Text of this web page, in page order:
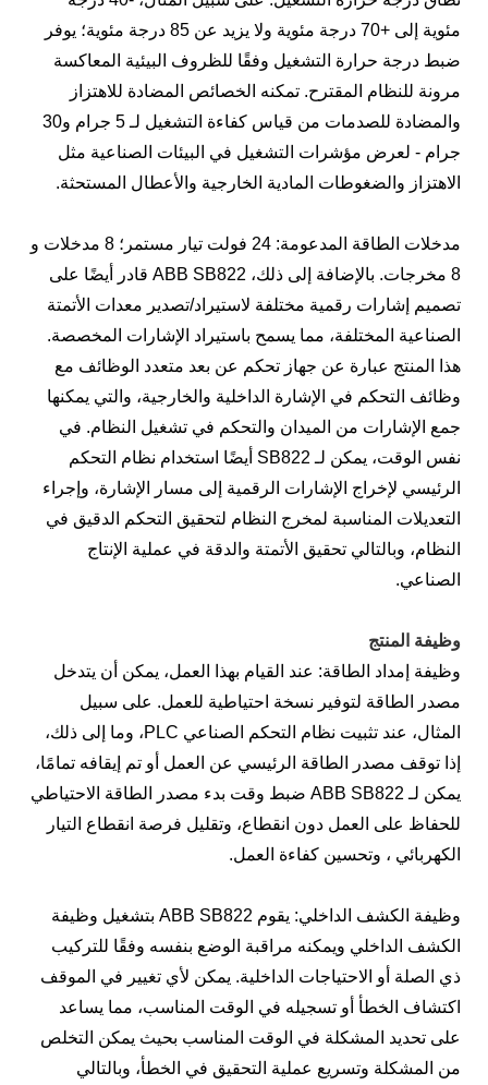
مئوية إلى +70 درجة مئوية ولا يزيد عن 85 درجة مئوية؛ يوفر
ضبط درجة حرارة التشغيل وفقًا للظروف البيئية المعاكسة
مرونة للنظام المقترح. تمكنه الخصائص المضادة للاهتزاز
والمضادة للصدمات من قياس كفاءة التشغيل لـ 5 جرام و30
جرام - لعرض مؤشرات التشغيل في البيئات الصناعية مثل
الاهتزاز والضغوطات المادية الخارجية والأعطال المستحثة.
مدخلات الطاقة المدعومة: 24 فولت تيار مستمر؛ 8 مدخلات و
8 مخرجات. بالإضافة إلى ذلك، ABB SB822 قادر أيضًا على
تصميم إشارات رقمية مختلفة لاستيراد/تصدير معدات الأتمتة
الصناعية المختلفة، مما يسمح باستيراد الإشارات المخصصة.
هذا المنتج عبارة عن جهاز تحكم عن بعد متعدد الوظائف مع
وظائف التحكم في الإشارة الداخلية والخارجية، والتي يمكنها
جمع الإشارات من الميدان والتحكم في تشغيل النظام. في
نفس الوقت، يمكن لـ SB822 أيضًا استخدام نظام التحكم
الرئيسي لإخراج الإشارات الرقمية إلى مسار الإشارة، وإجراء
التعديلات المناسبة لمخرج النظام لتحقيق التحكم الدقيق في
النظام، وبالتالي تحقيق الأتمتة والدقة في عملية الإنتاج
الصناعي.
وظيفة المنتج
وظيفة إمداد الطاقة: عند القيام بهذا العمل، يمكن أن يتدخل
مصدر الطاقة لتوفير نسخة احتياطية للعمل. على سبيل
المثال، عند تثبيت نظام التحكم الصناعي PLC، وما إلى ذلك،
إذا توقف مصدر الطاقة الرئيسي عن العمل أو تم إيقافه تمامًا،
يمكن لـ ABB SB822 ضبط وقت بدء مصدر الطاقة الاحتياطي
للحفاظ على العمل دون انقطاع، وتقليل فرصة انقطاع التيار
الكهربائي ، وتحسين كفاءة العمل.
وظيفة الكشف الداخلي: يقوم ABB SB822 بتشغيل وظيفة
الكشف الداخلي ويمكنه مراقبة الوضع بنفسه وفقًا للتركيب
ذي الصلة أو الاحتياجات الداخلية. يمكن لأي تغيير في الموقف
اكتشاف الخطأ أو تسجيله في الوقت المناسب، مما يساعد
على تحديد المشكلة في الوقت المناسب بحيث يمكن التخلص
من المشكلة وتسريع عملية التحقيق في الخطأ، وبالتالي